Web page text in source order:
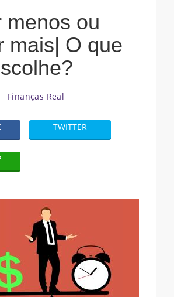
menos ou
mais| O que
Finanças Real
TWITTER